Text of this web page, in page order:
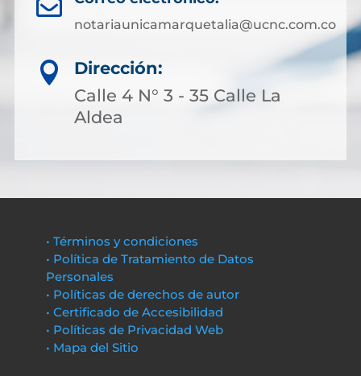
notariaunicamarquetalia@ucnc.com.co

Dirección:
Calle 4 N° 3 - 35 Calle La
Aldea
• Términos y condiciones
• Política de Tratamiento de Datos
Personales
• Políticas de derechos de autor
• Certificado de Accesibilidad
• Políticas de Privacidad Web
• Mapa del Sitio